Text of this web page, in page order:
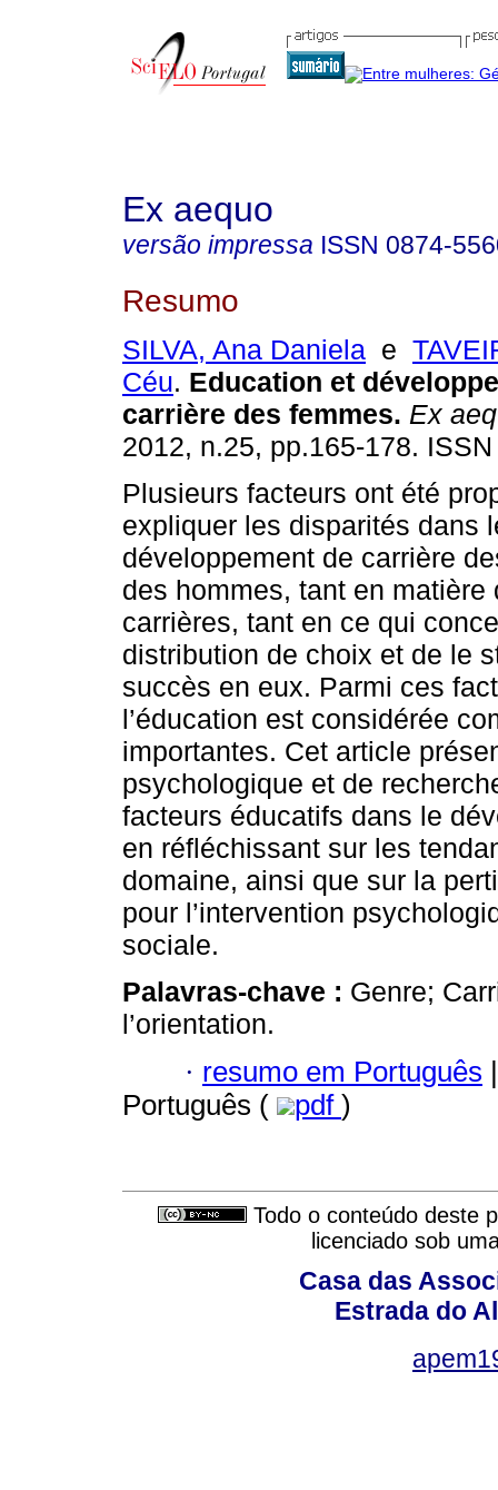
Ex aequo
versão impressa ISSN 0874-
Resumo
SILVA, Ana Daniela e
Céu. Education et
carrière des femmes. Ex
2012, n.25, pp.165-178.
Plusieurs facteurs ont été
expliquer les disparités dans
développement de carrière
des hommes, tant en matière
carrières, tant en ce qui
distribution de choix et de le
succès en eux. Parmi ces
l’éducation est considérée
importantes. Cet article
psychologique et de
facteurs éducatifs dans le
en réfléchissant sur les
domaine, ainsi que sur la
pour l’intervention
sociale.
Palavras-chave : Genre;
l’orientation.
· resumo em Português |
Português (
pdf )
Todo o conteúdo deste
licenciado sob
Casa das
Estrada do